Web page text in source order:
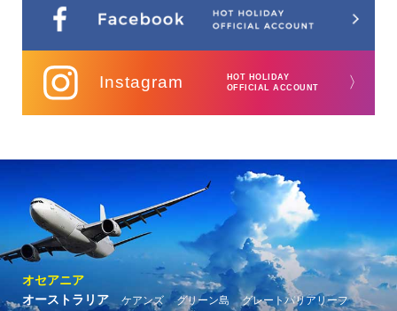
Instagram
HOT HOLIDAY
OFFICIAL ACCOUNT
〉
オセアニア
オーストラリア
ケアンズ グリーン島
グレートバリアリーフ